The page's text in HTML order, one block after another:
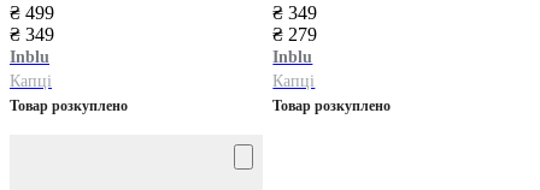
₴ 499
₴ 349
Inblu
Капці
Товар розкуплено
₴ 349
₴ 279
Inblu
Капці
Товар розкуплено